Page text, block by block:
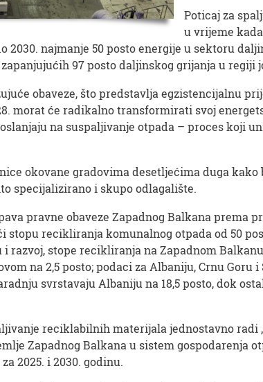
Poticaj za
u vrijeme
2030. najmanje 50 posto energije u sektoru
97 posto daljinskog grijanja u regiji
obaveze, što predstavlja egzistencijalnu
morat će radikalno transformirati svoj
na suspaljivanje otpada – proces koji
okovane gradovima desetljećima duga
specijalizirano i skupo odlagalište.
pravne obaveze Zapadnog Balkana prema
recikliranja komunalnog otpada od 50
razvoj, stope recikliranja na Zapadnom
na 2,5 posto; podaci za Albaniju, Crnu
svrstavaju Albaniju na 18,5 posto, dok
reciklabilnih materijala jednostavno
Zapadnog Balkana u sistem gospodarenja
2025. i 2030. godinu.